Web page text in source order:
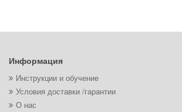
Информация
Инструкции и обучение
Условия доставки /гарантии
О нас